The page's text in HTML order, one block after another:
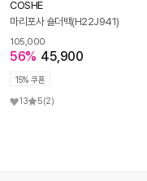
COSHE
마리포사 숄더백(H22J941)
105,000
56% 45,900
15% 쿠폰
13 5(2)